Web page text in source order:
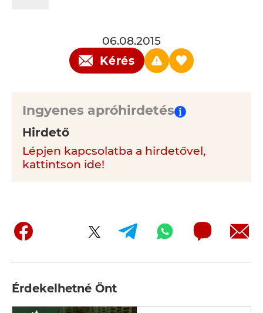
06.08.2015
Kérés
Ingyenes apróhirdetés
Hirdető
Lépjen kapcsolatba a hirdetővel,
kattintson ide!
Érdekelhetné Önt